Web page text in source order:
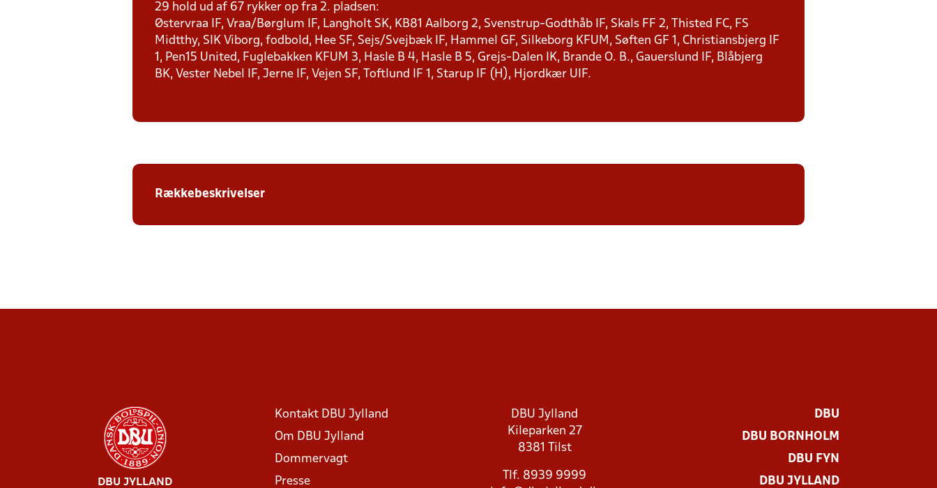
29 hold ud af 67 rykker op fra 2. pladsen:
Østervraa IF, Vraa/Børglum IF, Langholt SK, KB81 Aalborg 2, Svenstrup-Godthåb IF, Skals FF 2, Thisted FC, FS
Midtthy, SIK Viborg, fodbold, Hee SF, Sejs/Svejbæk IF, Hammel GF, Silkeborg KFUM, Søften GF 1, Christiansbjerg IF
1, Pen15 United, Fuglebakken KFUM 3, Hasle B 4, Hasle B 5, Grejs-Dalen IK, Brande O. B., Gauerslund IF, Blåbjerg
BK, Vester Nebel IF, Jerne IF, Vejen SF, Toftlund IF 1, Starup IF (H), Hjordkær UIF.
Rækkebeskrivelser
DBU JYLLAND
Kontakt DBU Jylland
Om DBU Jylland
Dommervagt
Presse
DBU Jylland
Kileparken 27
8381 Tilst
Tlf. 8939 9999
DBU
DBU BORNHOLM
DBU FYN
DBU JYLLAND